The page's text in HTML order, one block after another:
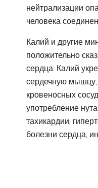
нейтрализации
человека
Калий и другие
положительно
сердца. Калий
сердечную мышцу,
кровеносных
употребление
тахикардии,
болезни сердца,